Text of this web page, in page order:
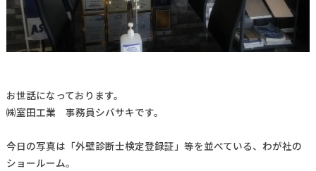
お世話になっております。
㈱室田工業 事務員シバサキです。
今日の写真は「外壁診断士検定登録証」等を並べている、わが社の
ショールーム。